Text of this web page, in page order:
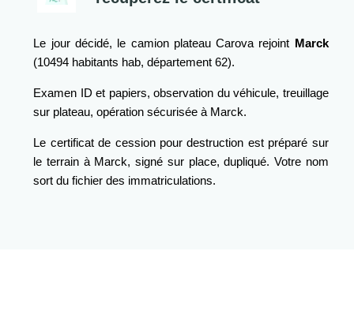
Le jour décidé, le camion plateau Carova rejoint Marck
(10494 habitants hab, département 62).
Examen ID et papiers, observation du véhicule, treuillage
sur plateau, opération sécurisée à Marck.
Le certificat de cession pour destruction est préparé sur
le terrain à Marck, signé sur place, dupliqué. Votre nom
sort du fichier des immatriculations.